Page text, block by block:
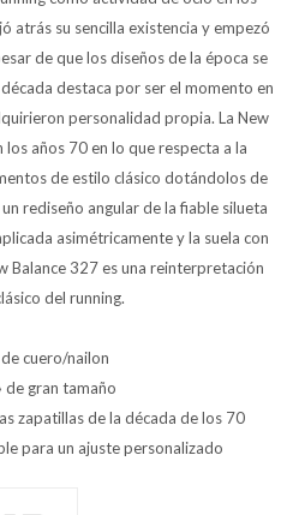
atrás su sencilla existencia y empezó
de que los diseños de la época se
destaca por ser el momento en
personalidad propia. La New
años 70 en lo que respecta a la
de estilo clásico dotándolos de
rediseño angular de la fiable silueta
asimétricamente y la suela con
Balance 327 es una reinterpretación
del running.
cuero/nailon
de gran tamaño
zapatillas de la década de los 70
para un ajuste personalizado